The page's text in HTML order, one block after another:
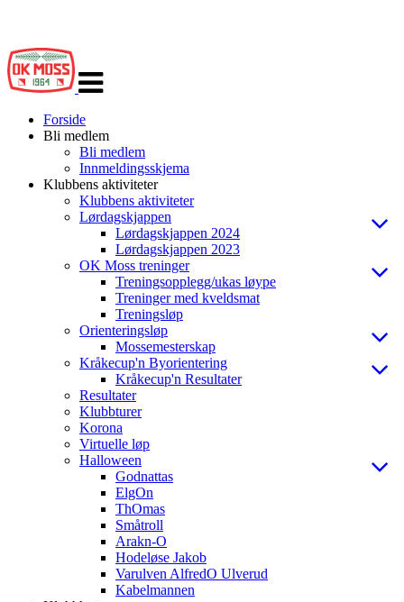
navigasjon
Forside
Bli medlem
Bli medlem
Innmeldingsskjema
Klubbens aktiviteter
Klubbens aktiviteter
Lørdagskjappen
Lørdagskjappen 2024
Lørdagskjappen 2023
OK Moss treninger
Treningsopplegg/ukas løype
Treninger med kveldsmat
Treningsløp
Orienteringsløp
Mossemesterskap
Kråkecup'n Byorientering
Kråkecup'n Resultater
Resultater
Klubbturer
Korona
Virtuelle løp
Halloween
Godnattas
ElgOn
ThOmas
Småtroll
Arakn-O
Hodeløse Jakob
Varulven AlfredO Ulverud
Kabelmannen